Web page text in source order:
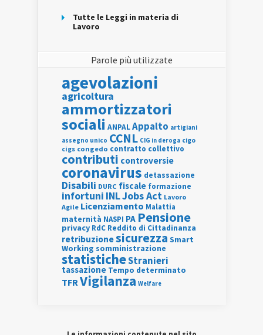
Tutte le Leggi in materia di
Lavoro
Parole più utilizzate
agevolazioni
agricoltura
ammortizzatori
sociali ANPALAppalto artigiani
assegno unico CCNL CIG in deroga cigo
cigs congedo contratto collettivo
contributi controversie
coronavirus detassazione
Disabili DURC fiscale formazione
infortuni INLJobs Act Lavoro
Agile Licenziamento Malattia
maternità NASPI PA Pensione
privacy RdC Reddito di Cittadinanza
retribuzionesicurezza Smart
Working somministrazione
statisticheStranieri
tassazione Tempo determinato
TFRVigilanza Welfare